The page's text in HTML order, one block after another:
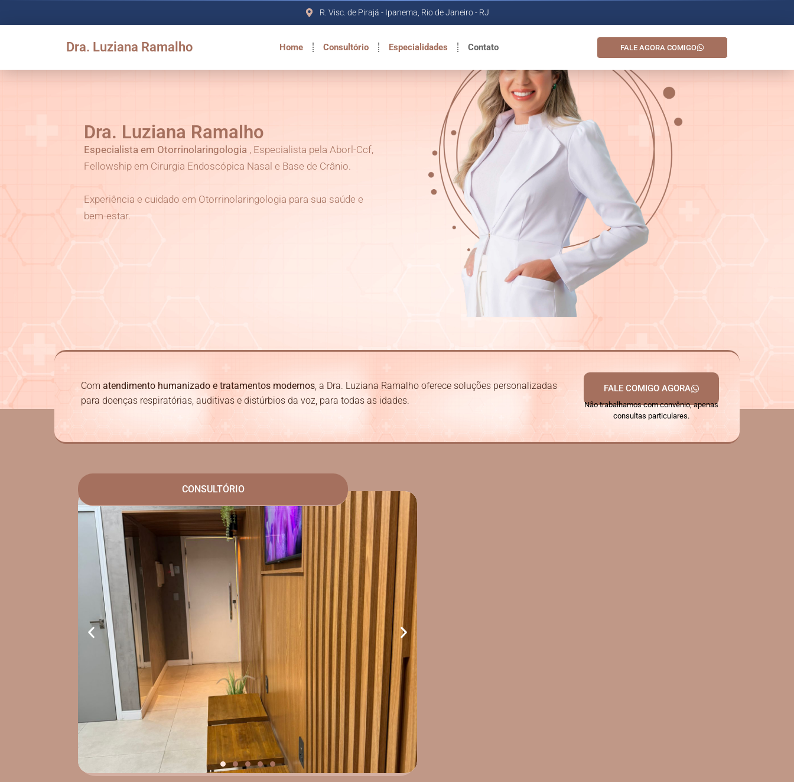
R. Visc. de Pirajá - Ipanema, Rio de Janeiro - RJ
Dra. Luziana Ramalho Home Consultório Especialidades Contato FALE AGORA COMIGO
Dra. Luziana Ramalho
Especialista em Otorrinolaringologia , Especialista pela Aborl-Ccf,
Fellowship em Cirurgia Endoscópica Nasal e Base de Crânio.
Experiência e cuidado em Otorrinolaringologia para sua saúde e
bem-estar.
Com atendimento humanizado e tratamentos modernos, a Dra. Luziana Ramalho oferece soluções personalizadas
para doenças respiratórias, auditivas e distúrbios da voz, para todas as idades.
FALE COMIGO AGORA
Não trabalhamos com convênio, apenas
consultas particulares.
CONSULTÓRIO